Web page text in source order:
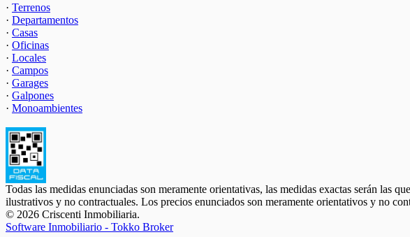
· Terrenos
· Departamentos
· Casas
· Oficinas
· Locales
· Campos
· Garages
· Galpones
· Monoambientes
Todas las medidas enunciadas son meramente orientativas, las medidas exactas serán las
ilustrativos y no contractuales. Los precios enunciados son meramente orientativos y no
© 2026 Criscenti Inmobiliaria.
Software Inmobiliario - Tokko Broker